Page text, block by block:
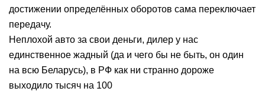
достижении определённых оборотов сама переключает
передачу.
Неплохой авто за свои деньги, дилер у нас
единственное жадный (да и чего бы не быть, он один
на всю Беларусь), в РФ как ни странно дороже
выходило тысяч на 100